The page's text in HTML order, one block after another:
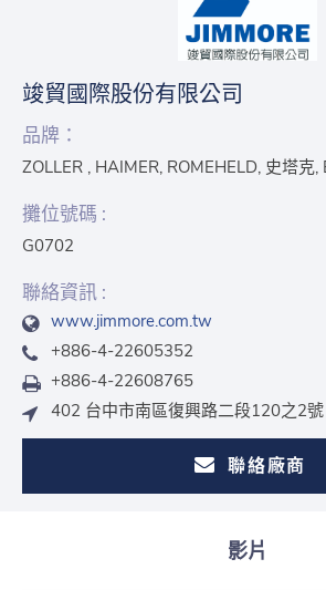
竣貿國際股份有限公司
品牌：
ZOLLER , HAIMER, ROMEHELD, 史塔克
攤位號碼 :
G0702
聯絡資訊 :
www.jimmore.com.tw
+886-4-22605352
+886-4-22608765
402 台中市南區復興路二段120之2號
聯絡廠商
影片